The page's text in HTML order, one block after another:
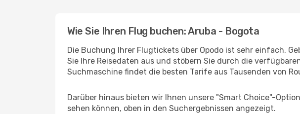
Wie Sie Ihren Flug buchen: Aruba - Bogota
Die Buchung Ihrer Flugtickets über Opodo ist sehr einfach.
Sie Ihre Reisedaten aus und stöbern Sie durch die
Suchmaschine findet die besten Tarife aus Tausenden von
Darüber hinaus bieten wir Ihnen unsere "Smart Choice"-
sehen können, oben in den Suchergebnissen angezeigt.